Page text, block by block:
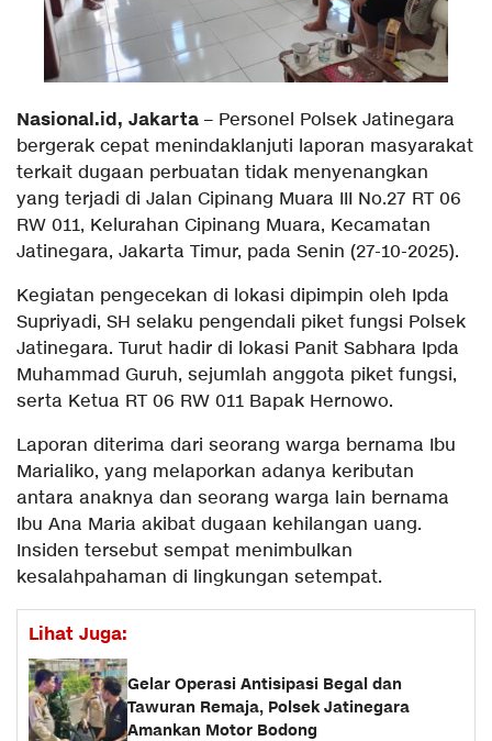
Nasional.id, Jakarta – Personel Polsek Jatinegara
bergerak cepat menindaklanjuti laporan masyarakat
terkait dugaan perbuatan tidak menyenangkan
yang terjadi di Jalan Cipinang Muara III No.27 RT 06
RW 011, Kelurahan Cipinang Muara, Kecamatan
Jatinegara, Jakarta Timur, pada Senin (27-10-2025).
Kegiatan pengecekan di lokasi dipimpin oleh Ipda
Supriyadi, SH selaku pengendali piket fungsi Polsek
Jatinegara. Turut hadir di lokasi Panit Sabhara Ipda
Muhammad Guruh, sejumlah anggota piket fungsi,
serta Ketua RT 06 RW 011 Bapak Hernowo.
Laporan diterima dari seorang warga bernama Ibu
Marialiko, yang melaporkan adanya keributan
antara anaknya dan seorang warga lain bernama
Ibu Ana Maria akibat dugaan kehilangan uang.
Insiden tersebut sempat menimbulkan
kesalahpahaman di lingkungan setempat.
Lihat Juga:
Gelar Operasi Antisipasi Begal dan
Tawuran Remaja, Polsek Jatinegara
Amankan Motor Bodong